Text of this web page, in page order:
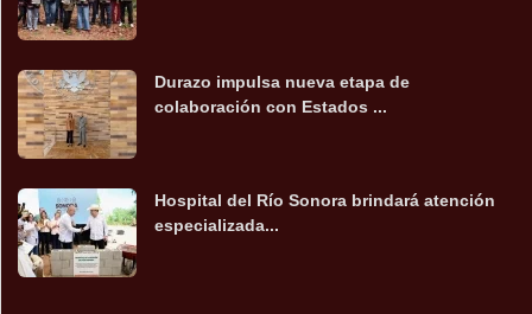
Durazo impulsa nueva etapa de
colaboración con Estados ...
Hospital del Río Sonora brindará atención
especializada...